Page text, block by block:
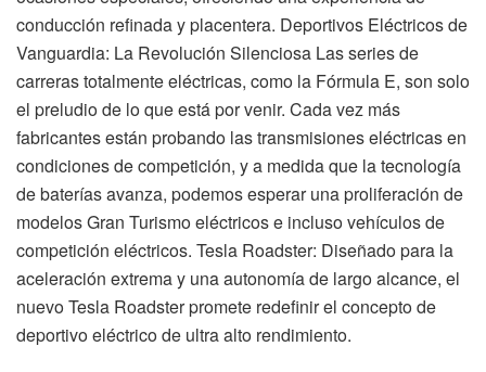
conducción refinada y placentera. Deportivos Eléctricos de
Vanguardia: La Revolución Silenciosa Las series de
carreras totalmente eléctricas, como la Fórmula E, son solo
el preludio de lo que está por venir. Cada vez más
fabricantes están probando las transmisiones eléctricas en
condiciones de competición, y a medida que la tecnología
de baterías avanza, podemos esperar una proliferación de
modelos Gran Turismo eléctricos e incluso vehículos de
competición eléctricos. Tesla Roadster: Diseñado para la
aceleración extrema y una autonomía de largo alcance, el
nuevo Tesla Roadster promete redefinir el concepto de
deportivo eléctrico de ultra alto rendimiento.